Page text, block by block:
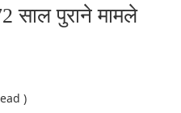
साल पुराने मामले
)